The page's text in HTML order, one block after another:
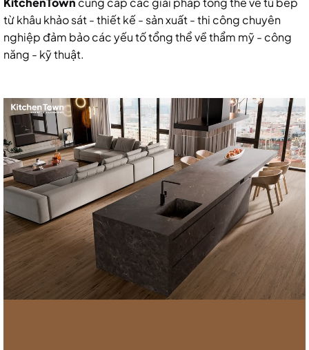
từ khâu khảo sát - thiết kế - sản xuất - thi công chuyên
nghiệp đảm bảo các yếu tố tổng thể về thẩm mỹ - công
năng - kỹ thuật.